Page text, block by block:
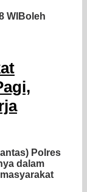
WIBoleh
Polres
dalam